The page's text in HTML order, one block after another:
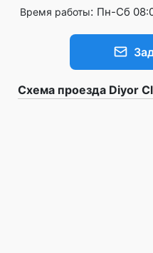
Время работы: Пн-Сб
Схема проезда Diyor